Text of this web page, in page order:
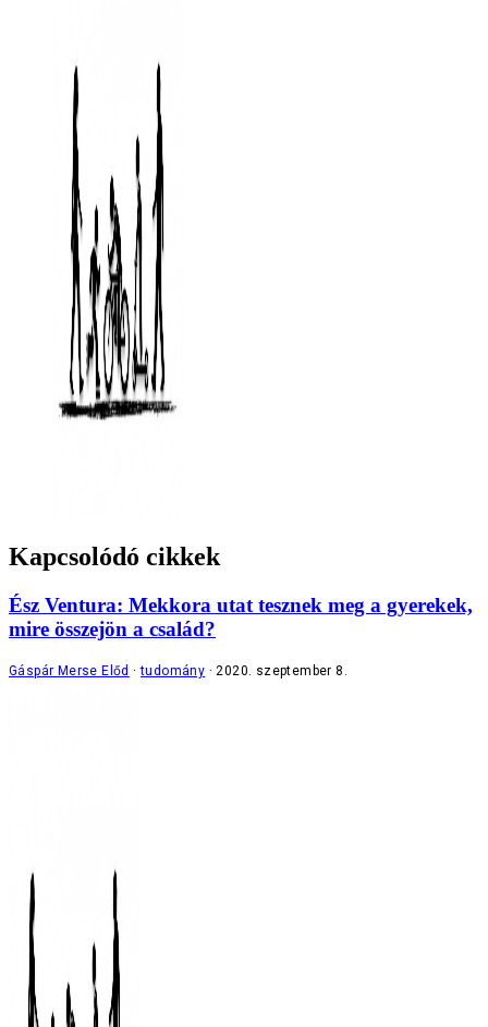
Kapcsolódó cikkek
Ész Ventura: Mekkora utat tesznek meg a gyerekek,
mire összejön a család?
Gáspár Merse Előd tudomány 2020. szeptember 8.